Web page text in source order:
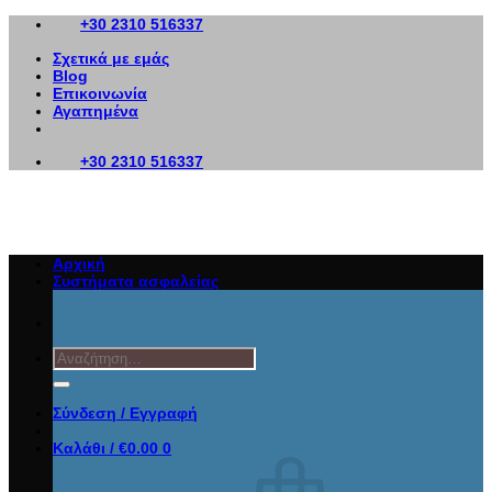
Μετάβαση
περιεχόμενο
+30 2310 516337
Σχετικά με εμάς
Blog
Επικοινωνία
Αγαπημένα
+30 2310 516337
Αναζήτηση
για:
Σύνδεση / Εγγραφή
Καλάθι / €0.00 0
Αρχική
Συστήματα ασφαλείας